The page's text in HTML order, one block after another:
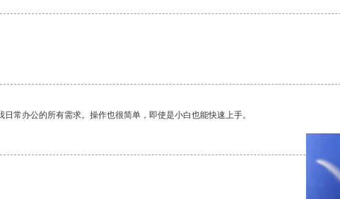
常办公的所有需求。操作也很简单，即使是小白也能快速上手。